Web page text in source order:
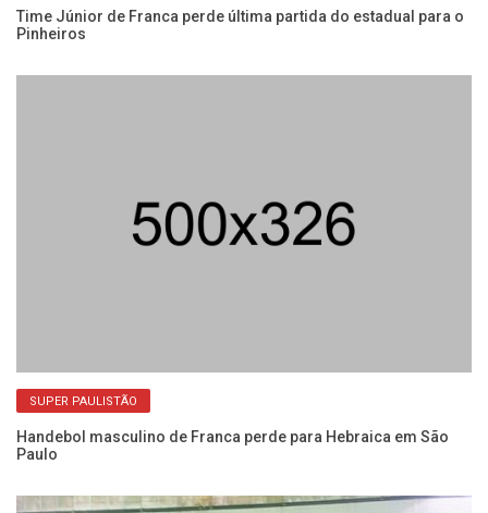
Time Júnior de Franca perde última partida do estadual para o
Pinheiros
SUPER PAULISTÃO
Handebol masculino de Franca perde para Hebraica em São
Paulo